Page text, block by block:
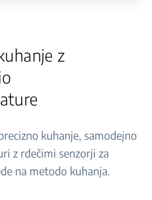
z
kuhanje, samodejno
z rdečimi senzorji za
na metodo kuhanja.